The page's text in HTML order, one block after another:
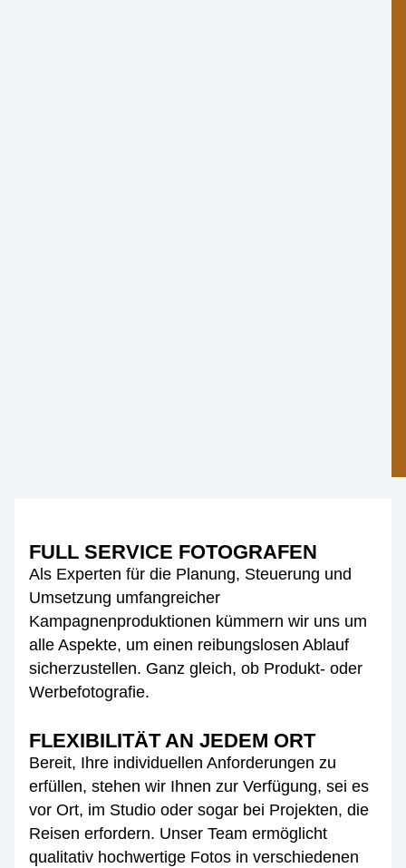
FULL SERVICE FOTOGRAFEN
Als Experten für die Planung, Steuerung und
Umsetzung umfangreicher
Kampagnenproduktionen kümmern wir uns um
alle Aspekte, um einen reibungslosen Ablauf
sicherzustellen. Ganz gleich, ob Produkt- oder
Werbefotografie.
FLEXIBILITÄT AN JEDEM ORT
Bereit, Ihre individuellen Anforderungen zu
erfüllen, stehen wir Ihnen zur Verfügung, sei es
vor Ort, im Studio oder sogar bei Projekten, die
Reisen erfordern. Unser Team ermöglicht
qualitativ hochwertige Fotos in verschiedenen